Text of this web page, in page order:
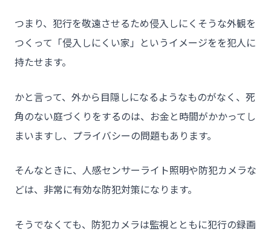
つまり、犯行を敬遠させるため侵入しにくそうな外観を
つくって「侵入しにくい家」というイメージをを犯人に
持たせます。
かと言って、外から目隠しになるようなものがなく、死
角のない庭づくりをするのは、お金と時間がかかってし
まいますし、プライバシーの問題もあります。
そんなときに、人感センサーライト照明や防犯カメラな
どは、非常に有効な防犯対策になります。
そうでなくても、防犯カメラは監視とともに犯行の録画